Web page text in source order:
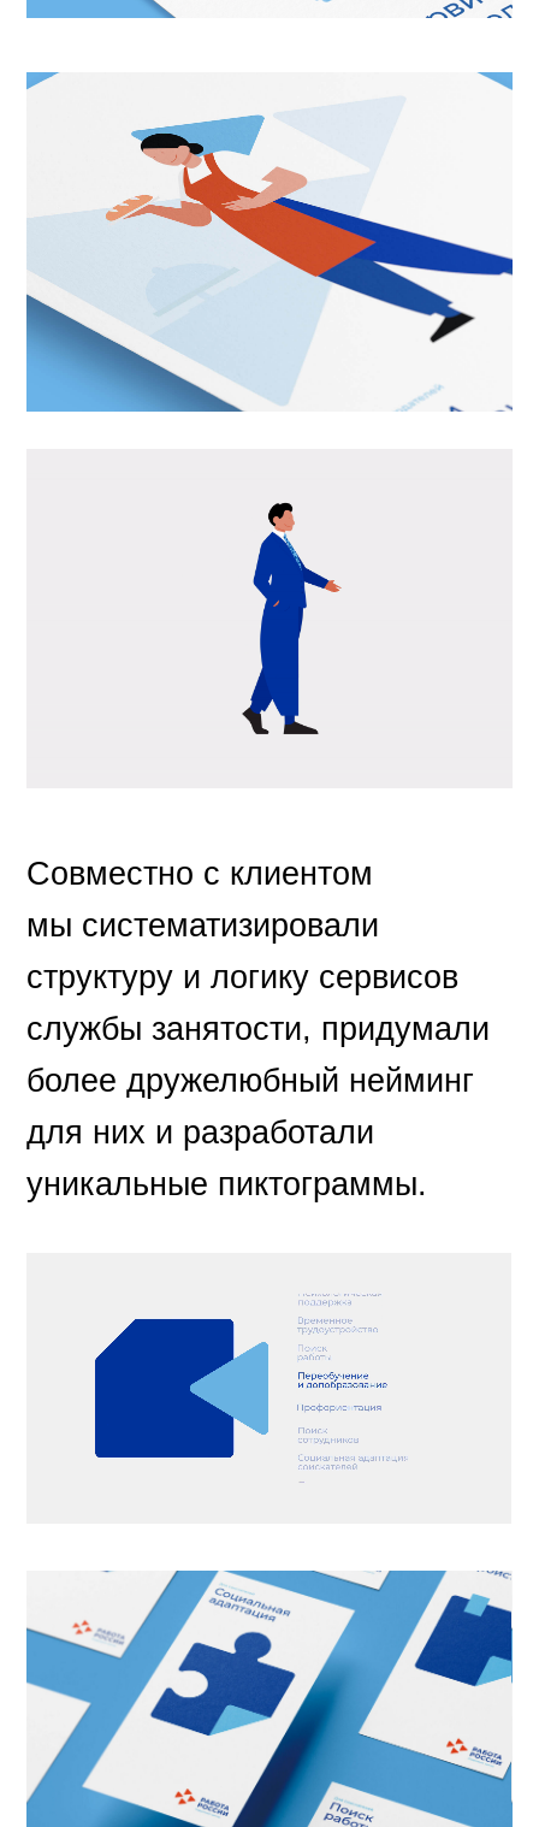
Совместно с клиентом
мы систематизировали
структуру и логику сервисов
службы занятости, придумали
более дружелюбный нейминг
для них и разработали
уникальные пиктограммы.